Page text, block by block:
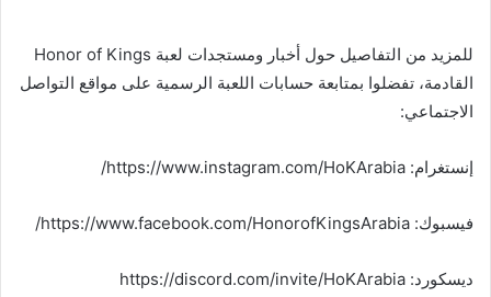
للمزيد من التفاصيل حول أخبار ومستجدات لعبة Honor of Kings
القادمة، تفضلوا بمتابعة حسابات اللعبة الرسمية على مواقع التواصل
الاجتماعي:
إنستغرام: https://www.instagram.com/HoKArabia/
فيسبوك: https://www.facebook.com/HonorofKingsArabia/
ديسكورد: https://discord.com/invite/HoKArabia